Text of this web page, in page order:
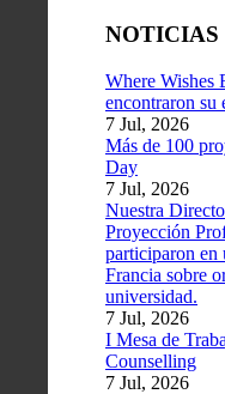
NOTICIAS
Where Wishes
encontraron su
7 Jul, 2026
Más de 100
Day
7 Jul, 2026
Nuestra
Proyección
participaron en
Francia sobre
universidad.
7 Jul, 2026
I Mesa de
Counselling
7 Jul, 2026